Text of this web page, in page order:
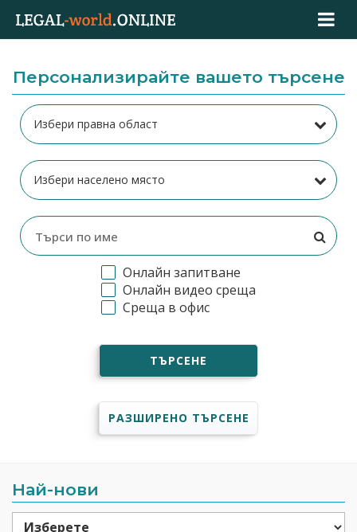
Персонализирайте вашето търсене
Онлайн запитване
Онлайн видео среща
Среща в офис
ТЪРСЕНЕ
РАЗШИРЕНО ТЪРСЕНЕ
Най-нови